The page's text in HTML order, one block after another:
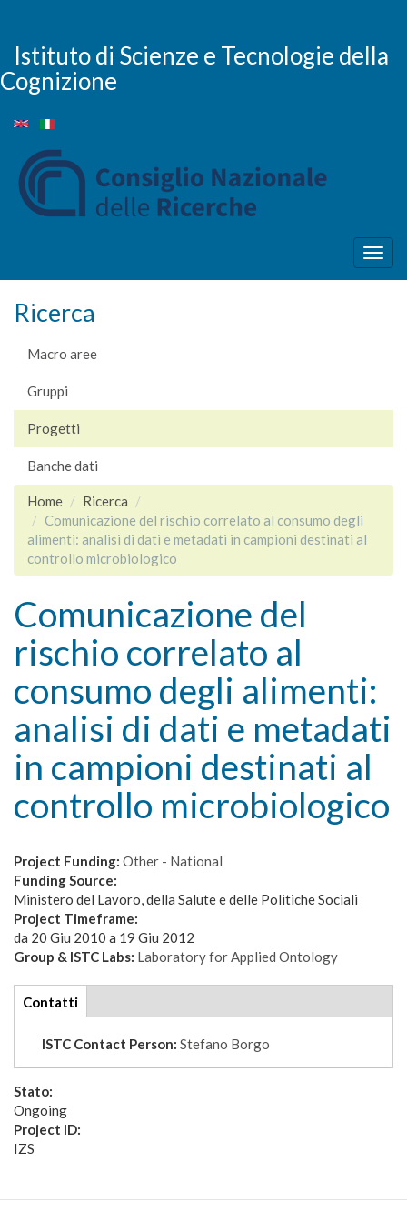
contenuto
principale
Istituto di Scienze e Tecnologie della
Cognizione
Ricerca
Macro aree
Gruppi
Progetti
Banche dati
Home
Ricerca
Comunicazione del rischio correlato al consumo degli
alimenti: analisi di dati e metadati in campioni destinati al
controllo microbiologico
Comunicazione del
rischio correlato al
consumo degli alimenti:
analisi di dati e metadati
in campioni destinati al
controllo microbiologico
Project Funding: Other - National
Funding Source:
Ministero del Lavoro, della Salute e delle Politiche Sociali
Project Timeframe:
da 20 Giu 2010 a 19 Giu 2012
Group & ISTC Labs: Laboratory for Applied Ontology
tabs
Contatti
attiva)
ISTC Contact Person: Stefano Borgo
Stato:
Ongoing
Project ID:
IZS